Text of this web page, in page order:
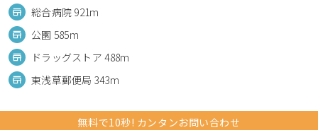
総合病院 921m
公園 585m
ドラッグストア 488m
東浅草郵便局 343m
無料で10秒! カンタンお問い合わせ